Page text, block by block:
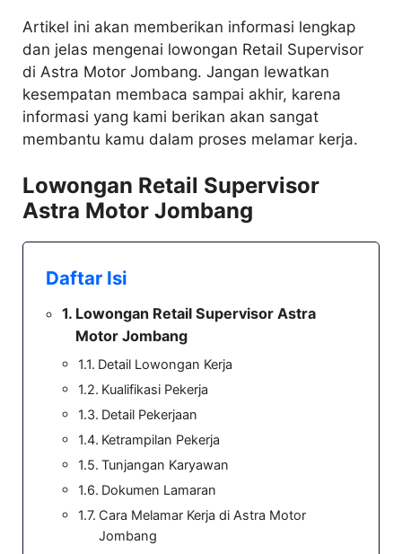
Artikel ini akan memberikan informasi lengkap
dan jelas mengenai lowongan Retail Supervisor
di Astra Motor Jombang. Jangan lewatkan
kesempatan membaca sampai akhir, karena
informasi yang kami berikan akan sangat
membantu kamu dalam proses melamar kerja.
Lowongan Retail Supervisor
Astra Motor Jombang
Daftar Isi
Lowongan Retail Supervisor Astra
Motor Jombang
Detail Lowongan Kerja
Kualifikasi Pekerja
Detail Pekerjaan
Ketrampilan Pekerja
Tunjangan Karyawan
Dokumen Lamaran
Cara Melamar Kerja di Astra Motor
Jombang